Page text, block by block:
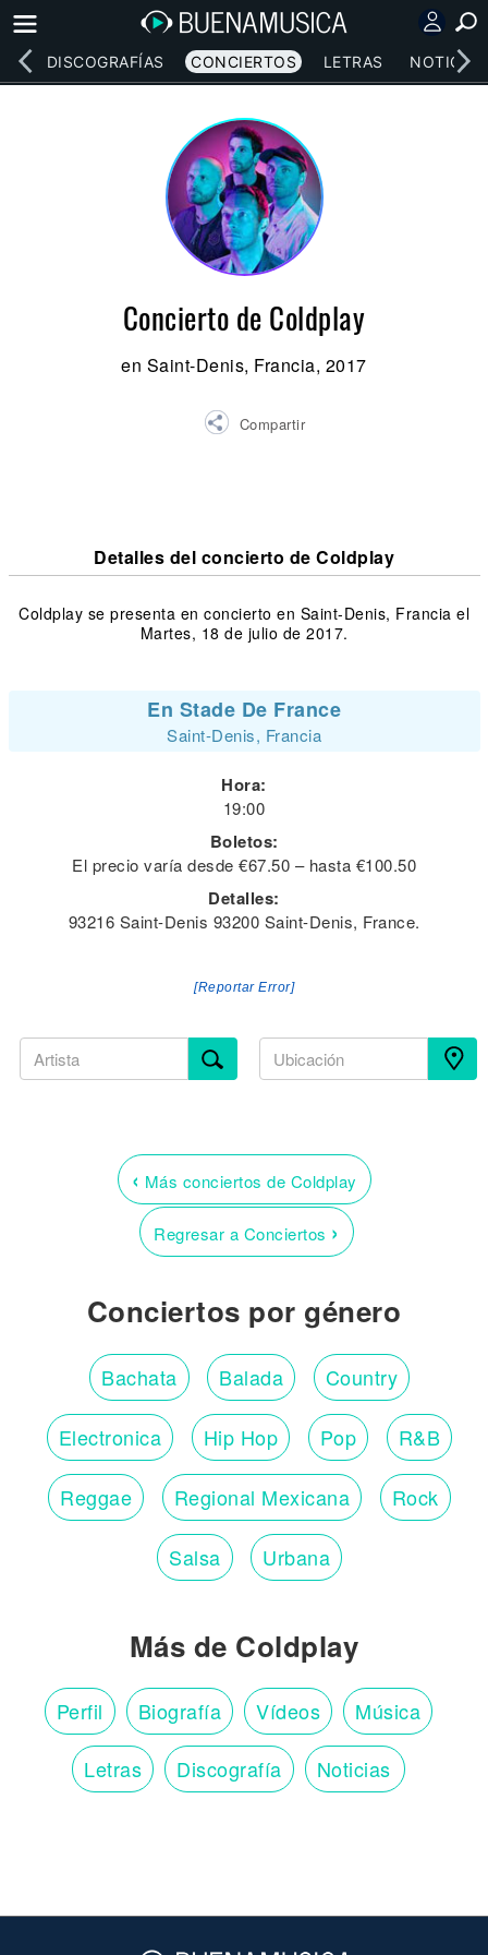
DISCOGRAFÍAS CONCIERTOS LETRAS NOTICIAS
Concierto de Coldplay
en Saint-Denis, Francia, 2017
Compartir
Detalles del concierto de Coldplay
Coldplay se presenta en concierto en Saint-Denis, Francia el
Martes, 18 de julio de 2017.
En Stade De France
Saint-Denis, Francia
Hora:
19:00
Boletos:
El precio varía desde €67.50 – hasta €100.50
Detalles:
93216 Saint-Denis 93200 Saint-Denis, France.
[Reportar Error]
‹ Más conciertos de Coldplay
Regresar a Conciertos ›
Conciertos por género
Bachata Balada Country
Electronica Hip Hop Pop R&B
Reggae Regional Mexicana Rock
Salsa Urbana
Más de Coldplay
Perfil Biografía Vídeos Música
Letras Discografía Noticias